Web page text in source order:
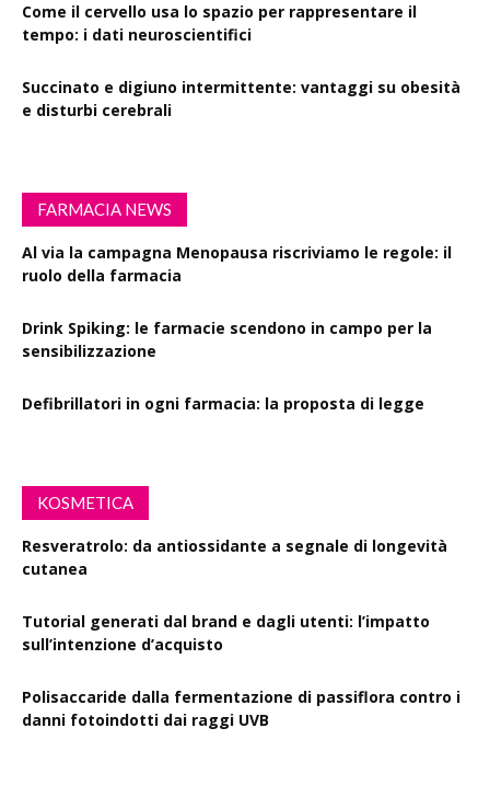
Come il cervello usa lo spazio per rappresentare il
tempo: i dati neuroscientifici
Succinato e digiuno intermittente: vantaggi su obesità
e disturbi cerebrali
FARMACIA NEWS
Al via la campagna Menopausa riscriviamo le regole: il
ruolo della farmacia
Drink Spiking: le farmacie scendono in campo per la
sensibilizzazione
Defibrillatori in ogni farmacia: la proposta di legge
KOSMETICA
Resveratrolo: da antiossidante a segnale di longevità
cutanea
Tutorial generati dal brand e dagli utenti: l’impatto
sull’intenzione d’acquisto
Polisaccaride dalla fermentazione di passiflora contro i
danni fotoindotti dai raggi UVB